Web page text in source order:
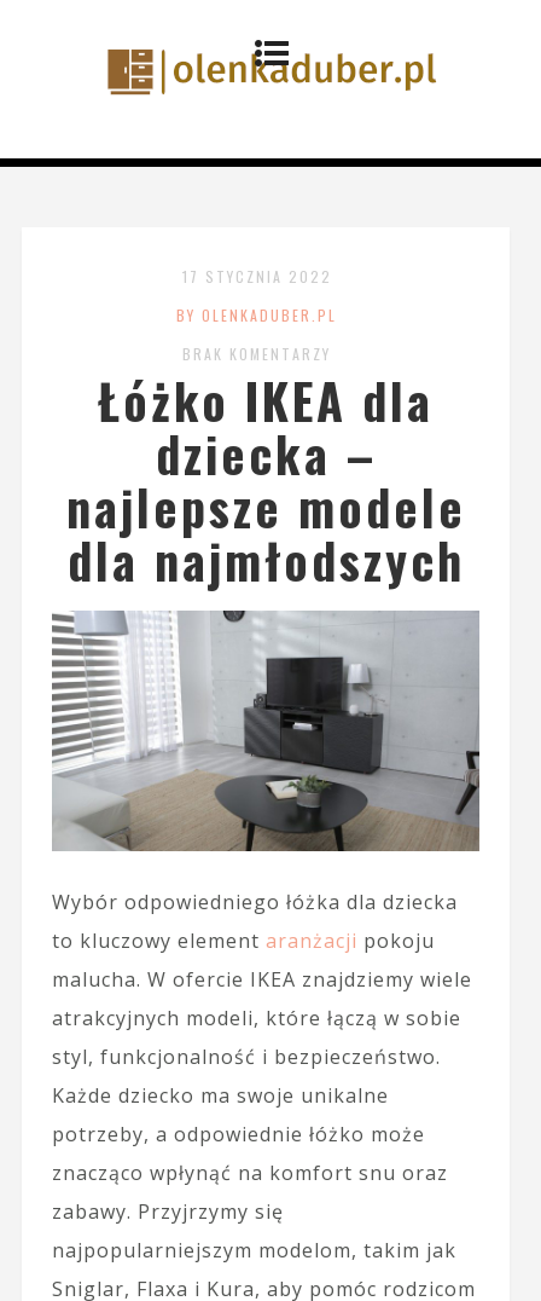
17 STYCZNIA 2022
BY OLENKADUBER.PL
BRAK KOMENTARZY
Łóżko IKEA dla
dziecka –
najlepsze modele
dla najmłodszych
Wybór odpowiedniego łóżka dla dziecka
to kluczowy element aranżacji pokoju
malucha. W ofercie IKEA znajdziemy wiele
atrakcyjnych modeli, które łączą w sobie
styl, funkcjonalność i bezpieczeństwo.
Każde dziecko ma swoje unikalne
potrzeby, a odpowiednie łóżko może
znacząco wpłynąć na komfort snu oraz
zabawy. Przyjrzymy się
najpopularniejszym modelom, takim jak
Sniglar, Flaxa i Kura, aby pomóc rodzicom